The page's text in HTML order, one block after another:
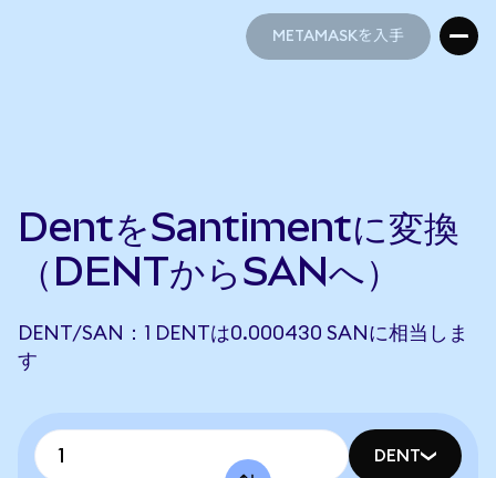
METAMASKを入手
DentをSantimentに変換
（DENTからSANへ）
DENT/SAN：1 DENTは0.000430 SANに相当しま
す
DENT